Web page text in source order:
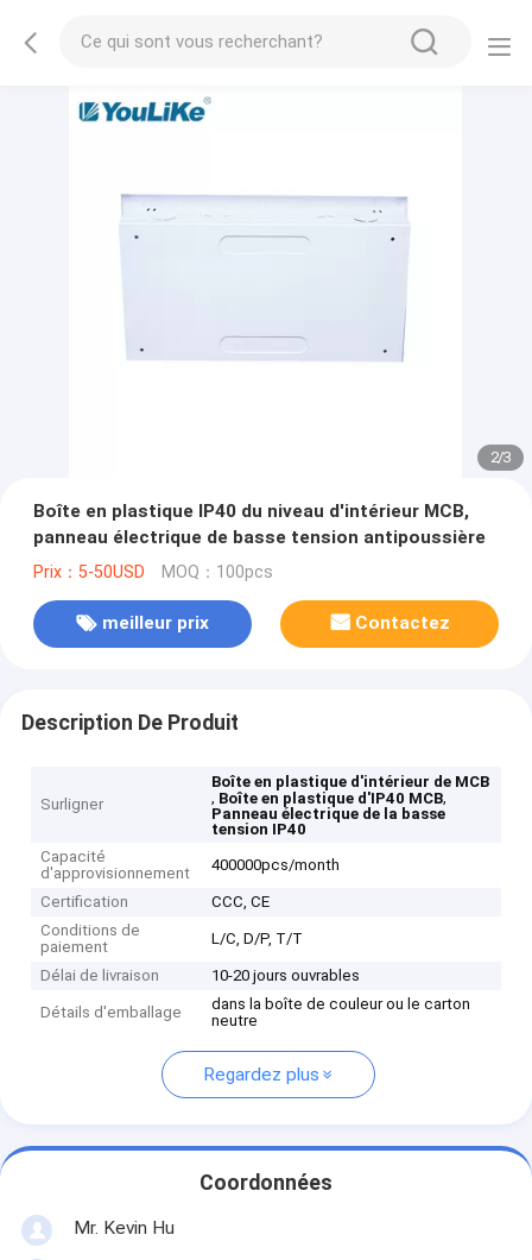
2/3
Boîte en plastique IP40 du niveau d'intérieur MCB,
panneau électrique de basse tension antipoussière
Prix：5-50USD MOQ：100pcs
meilleur prix Contactez
Description De Produit
Surligner
Boîte en plastique d'intérieur de MCB
, Boîte en plastique d'IP40 MCB,
Panneau électrique de la basse
tension IP40
Capacité
d'approvisionnement
400000pcs/month
Certification
CCC, CE
Conditions de
paiement
L/C, D/P, T/T
Délai de livraison 10-20 jours ouvrables
Détails d'emballage
dans la boîte de couleur ou le carton
neutre
Regardez plus
Coordonnées
Mr. Kevin Hu